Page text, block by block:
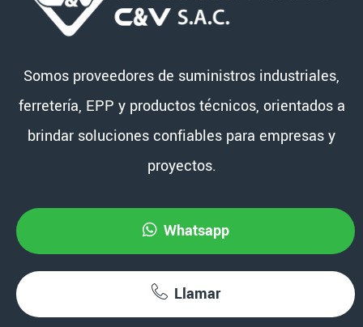
Somos proveedores de suministros industriales,
ferretería, EPP y productos técnicos, orientados a
brindar soluciones confiables para empresas y
proyectos.
Whatsapp
Llamar